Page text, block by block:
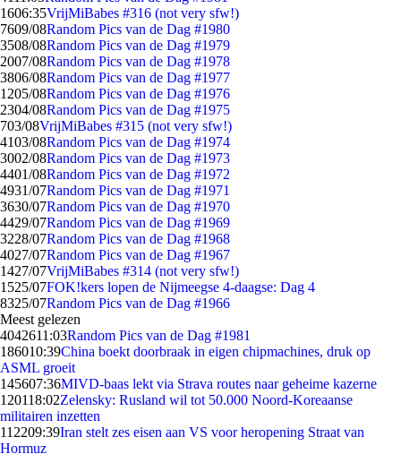
1606:35VrijMiBabes #316 (not very sfw!)
7609/08Random Pics van de Dag #1980
3508/08Random Pics van de Dag #1979
2007/08Random Pics van de Dag #1978
3806/08Random Pics van de Dag #1977
1205/08Random Pics van de Dag #1976
2304/08Random Pics van de Dag #1975
703/08VrijMiBabes #315 (not very sfw!)
4103/08Random Pics van de Dag #1974
3002/08Random Pics van de Dag #1973
4401/08Random Pics van de Dag #1972
4931/07Random Pics van de Dag #1971
3630/07Random Pics van de Dag #1970
4429/07Random Pics van de Dag #1969
3228/07Random Pics van de Dag #1968
4027/07Random Pics van de Dag #1967
1427/07VrijMiBabes #314 (not very sfw!)
1525/07FOK!kers lopen de Nijmeegse 4-daagse: Dag 4
8325/07Random Pics van de Dag #1966
Meest gelezen
4042611:03Random Pics van de Dag #1981
186010:39China boekt doorbraak in eigen chipmachines, druk op
ASML groeit
145607:36MIVD-baas lekt via Strava routes naar geheime kazerne
120118:02Zelensky: Rusland wil tot 50.000 Noord-Koreaanse
militairen inzetten
112209:39Iran stelt zes eisen aan VS voor heropening Straat van
Hormuz